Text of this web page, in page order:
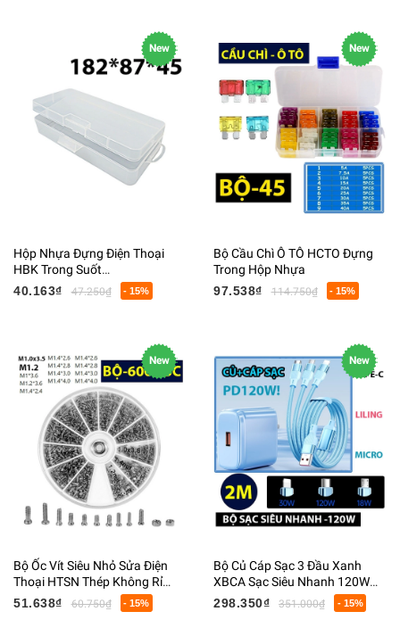
New
Hộp Nhựa Đựng Điện Thoại
HBK Trong Suốt
45x87x182MM 80G
40.163₫ 47.250₫ - 15%
New
Bộ Cầu Chì Ô TÔ HCTO Đựng
Trong Hộp Nhựa
97.538₫
114.750₫ - 15%
New
Bộ Ốc Vít Siêu Nhỏ Sửa Điện
Thoại HTSN Thép Không Rỉ
Đầu Chìm Màu Bạc
51.638₫ 60.750₫ - 15%
New
Bộ Củ Cáp Sạc 3 Đầu Xanh
XBCA Sạc Siêu Nhanh 120W
Truyền Dữ Liệu 2M
298.350₫ 351.000₫ - 15%